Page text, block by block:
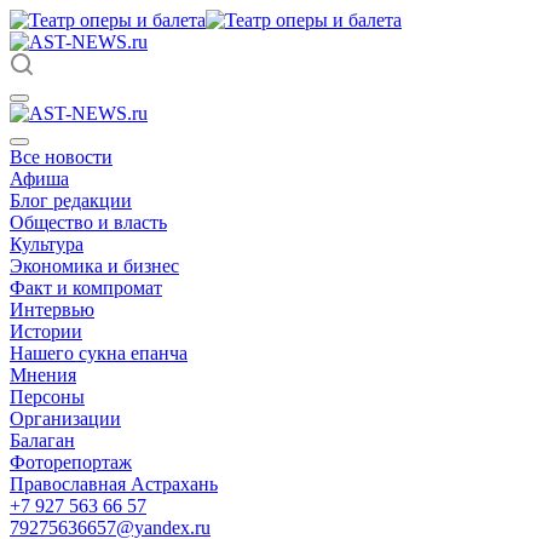
Все новости
Афиша
Блог редакции
Общество и власть
Культура
Экономика и бизнес
Факт и компромат
Интервью
Истории
Нашего сукна епанча
Мнения
Персоны
Организации
Балаган
Фоторепортаж
Православная Астрахань
+7 927 563 66 57
79275636657@yandex.ru